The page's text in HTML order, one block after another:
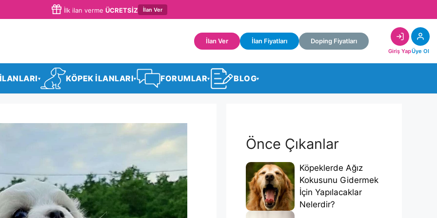
İlk ilan verme ÜCRETSİZ İlan Ver
İlan Ver İlan Fiyatları Doping Fiyatları
Giriş YapÜye Ol
▾ KÖPEK İLANLARI▾ FORUMLAR▾ BLOG▾
Önce Çıkanlar
Köpeklerde Ağız
Kokusunu Gidermek
İçin Yapılacaklar
Nelerdir?